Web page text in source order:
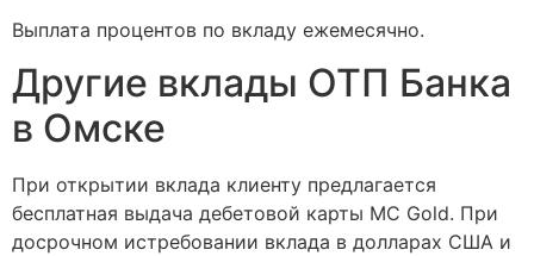
Выплата процентов по вкладу ежемесячно.
Другие вклады ОТП Банка
в Омске
При открытии вклада клиенту предлагается
бесплатная выдача дебетовой карты MC Gold. При
досрочном истребовании вклада в долларах США и